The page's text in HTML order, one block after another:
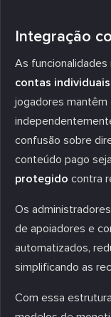
Integração
As
contas
jogadores mantêm
confusão sobre
conteúdo pago seja
protegido contra
Os
de apoiadores e
automatizados,
simplificando as
Com essa